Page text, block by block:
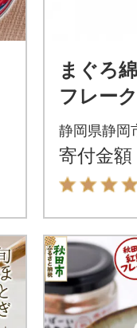
まぐろ
フレーク
静岡県静岡
寄付金額